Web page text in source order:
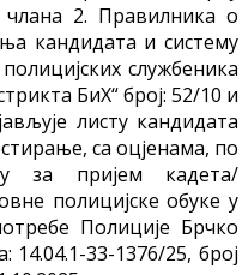
2. Правилника о
кандидата и систему
службеника
БиХ“ број: 52/10 и
листу кандидата
са оцјенама, по
за пријем кадета/
полицијске обуке у
Полиције Брчко
14.04.1-33-1376/25, број